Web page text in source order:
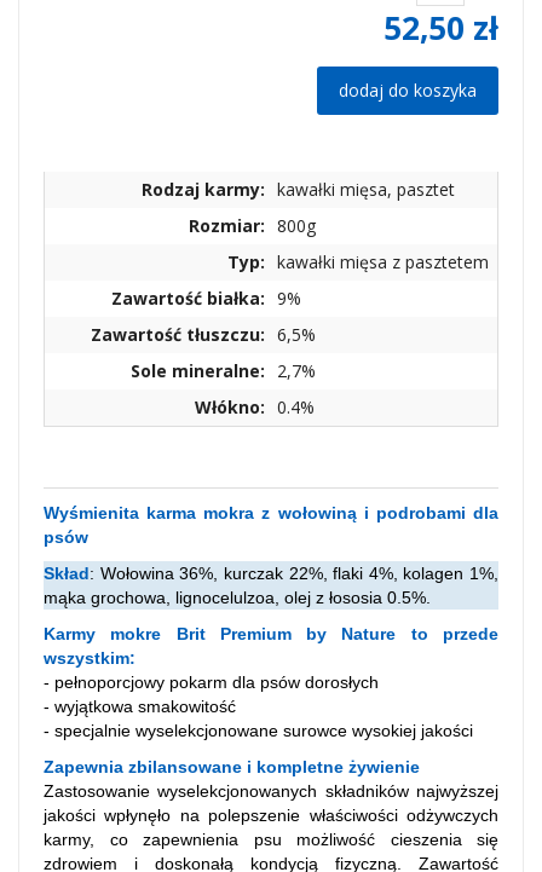
52,50 zł
dodaj do koszyka
Rodzaj karmy: kawałki mięsa, pasztet
Rozmiar: 800g
Typ: kawałki mięsa z pasztetem
Zawartość białka: 9%
Zawartość tłuszczu: 6,5%
Sole mineralne:
2,7%
Włókno: 0.4%
Wyśmienita karma mokra z wołowiną i podrobami dla
psów
Skład: Wołowina 36%, kurczak 22%, flaki 4%, kolagen 1%,
mąka grochowa, lignocelulzoa, olej z łososia 0.5%.
Karmy mokre Brit Premium by Nature to przede
wszystkim:
- pełnoporcjowy pokarm dla psów dorosłych
- wyjątkowa smakowitość
- specjalnie wyselekcjonowane surowce wysokiej jakości
Zapewnia zbilansowane i kompletne żywienie
Zastosowanie wyselekcjonowanych składników najwyższej
jakości wpłynęło na polepszenie właściwości odżywczych
karmy, co zapewnienia psu możliwość cieszenia się
zdrowiem i doskonałą kondycją fizyczną. Zawartość